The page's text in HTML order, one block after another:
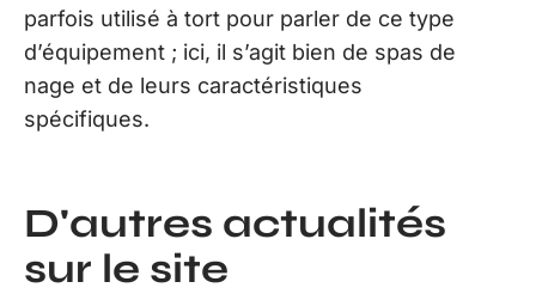
parfois utilisé à tort pour parler de ce type
d’équipement ; ici, il s’agit bien de spas de
nage et de leurs caractéristiques
spécifiques.
D'autres actualités
sur le site